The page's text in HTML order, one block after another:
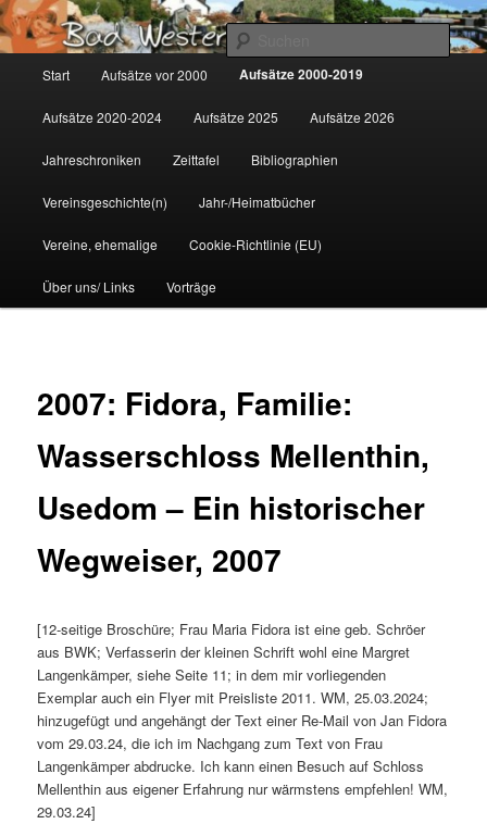
Zum
primären
Inhalt
springen
Gemeinsam für Bad Westernkotten
Start Aufsätze vor 2000 Aufsätze 2000-2019
Aufsätze 2020-2024 Aufsätze 2025 Aufsätze 2026
Jahreschroniken Zeittafel Bibliographien
Vereinsgeschichte(n) Jahr-/Heimatbücher
Vereine, ehemalige Cookie-Richtlinie (EU)
Über uns/ Links Vorträge
2007: Fidora, Familie:
Wasserschloss Mellenthin,
Usedom – Ein historischer
Wegweiser, 2007
[12-seitige Broschüre; Frau Maria Fidora ist eine geb. Schröer
aus BWK; Verfasserin der kleinen Schrift wohl eine Margret
Langenkämper, siehe Seite 11; in dem mir vorliegenden
Exemplar auch ein Flyer mit Preisliste 2011. WM, 25.03.2024;
hinzugefügt und angehängt der Text einer Re-Mail von Jan Fidora
vom 29.03.24, die ich im Nachgang zum Text von Frau
Langenkämper abdrucke. Ich kann einen Besuch auf Schloss
Mellenthin aus eigener Erfahrung nur wärmstens empfehlen! WM,
29.03.24]